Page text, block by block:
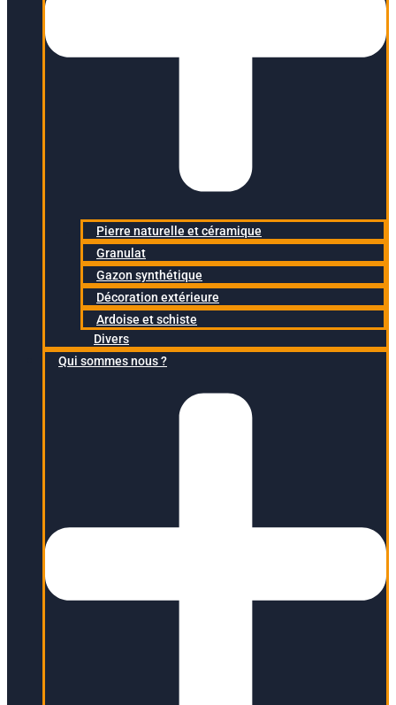
Pierre naturelle et céramique
Granulat
Gazon synthétique
Décoration extérieure
Ardoise et schiste
Divers
Qui sommes nous ?